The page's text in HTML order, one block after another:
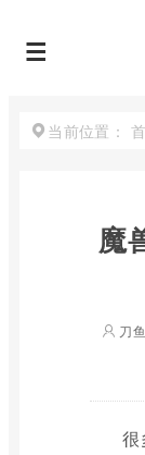
当前位置：
魔
刀鱼
很